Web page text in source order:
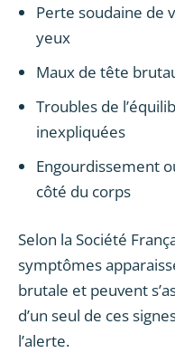
Perte soudaine de
yeux
Maux de tête
Troubles de
inexpliquées
Engourdissement
côté du corps
Selon la Société
symptômes
brutale et peuvent
d’un seul de ces
l’alerte.